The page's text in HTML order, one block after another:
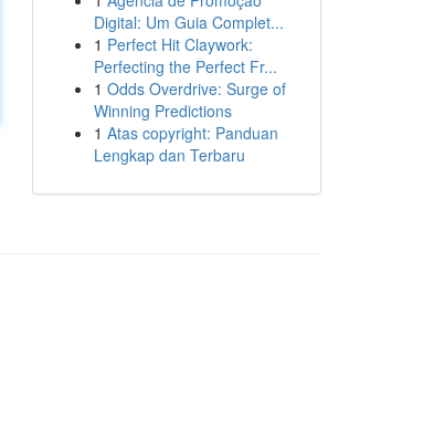
Digital: Um Guia Complet...
1 Perfect Hit Claywork:
Perfecting the Perfect Fr...
1 Odds Overdrive: Surge of
Winning Predictions
1 Atas copyright: Panduan
Lengkap dan Terbaru